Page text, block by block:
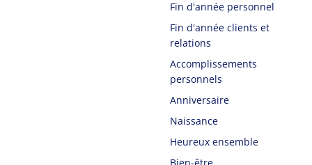
Fin d'année personnel
Fin d'année clients et
relations
Accomplissements
personnels
Anniversaire
Naissance
Heureux ensemble